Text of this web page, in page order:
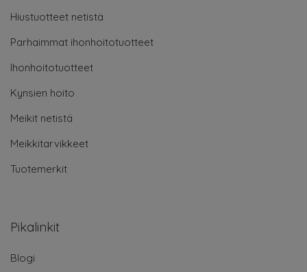
Hiustuotteet netistä
Parhaimmat ihonhoitotuotteet
Ihonhoitotuotteet
Kynsien hoito
Meikit netistä
Meikkitarvikkeet
Tuotemerkit
Pikalinkit
Blogi